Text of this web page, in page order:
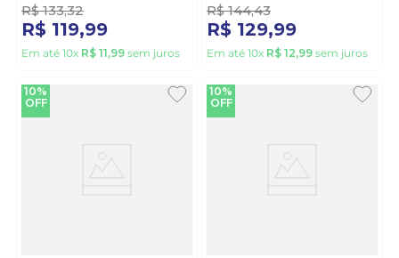
R$ 133,32
R$ 119,99
Em até 10x R$ 11,99 sem juros
R$ 144,43
R$ 129,99
Em até 10x R$ 12,99 sem juros
10%
OFF
10%
OFF